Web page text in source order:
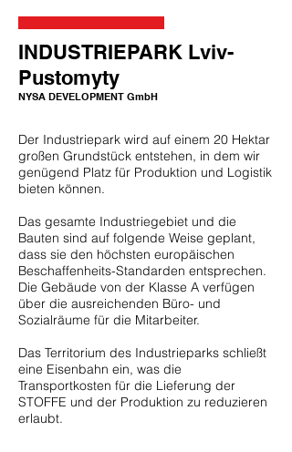
INDUSTRIEPARK Lviv-
Pustomyty
NYSA DEVELOPMENT GmbH
Der Industriepark wird auf einem 20 Hektar
großen Grundstück entstehen, in dem wir
genügend Platz für Produktion und Logistik
bieten können.
Das gesamte Industriegebiet und die
Bauten sind auf folgende Weise geplant,
dass sie den höchsten europäischen
Beschaffenheits-Standarden entsprechen.
Die Gebäude von der Klasse A verfügen
über die ausreichenden Büro- und
Sozialräume für die Mitarbeiter.
Das Territorium des Industrieparks schließt
eine Eisenbahn ein, was die
Transportkosten für die Lieferung der
STOFFE und der Produktion zu reduzieren
erlaubt.